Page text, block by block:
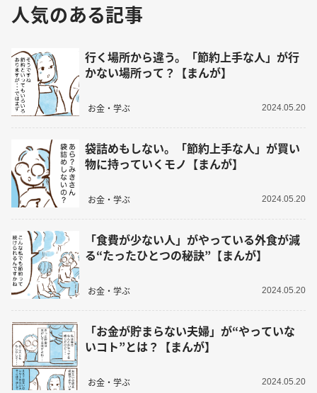
人気のある記事
行く場所から違う。「節約上手な人」が行
かない場所って？【まんが】
お金・学ぶ 2024.05.20
袋詰めもしない。「節約上手な人」が買い
物に持っていくモノ【まんが】
お金・学ぶ 2024.05.20
「食費が少ない人」がやっている外食が減
る“たったひとつの秘訣”【まんが】
お金・学ぶ 2024.05.20
「お金が貯まらない夫婦」が“やっていな
いコト”とは？【まんが】
お金・学ぶ 2024.05.20